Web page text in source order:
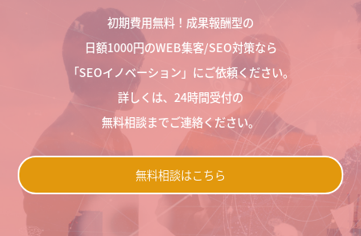
初期費用無料！成果報酬型の
日額1000円のWEB集客/SEO対策なら
「SEOイノベーション」にご依頼ください。
詳しくは、24時間受付の
無料相談までご連絡ください。
無料相談はこちら